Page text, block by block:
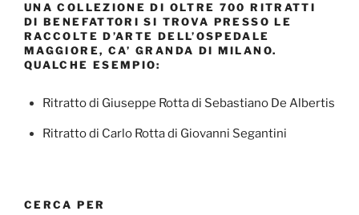
UNA COLLEZIONE DI OLTRE 700 RITRATTI
DI BENEFATTORI SI TROVA PRESSO LE
RACCOLTE D’ARTE DELL’OSPEDALE
MAGGIORE, CA’ GRANDA DI MILANO.
QUALCHE ESEMPIO:
Ritratto di Giuseppe Rotta di Sebastiano De Albertis
Ritratto di Carlo Rotta di Giovanni Segantini
CERCA PER